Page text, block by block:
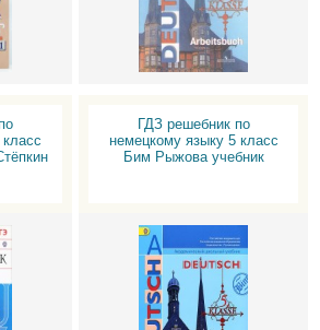
ГДЗ решебник по
немецкому языку 5 класс
Бим Рыжова учебник